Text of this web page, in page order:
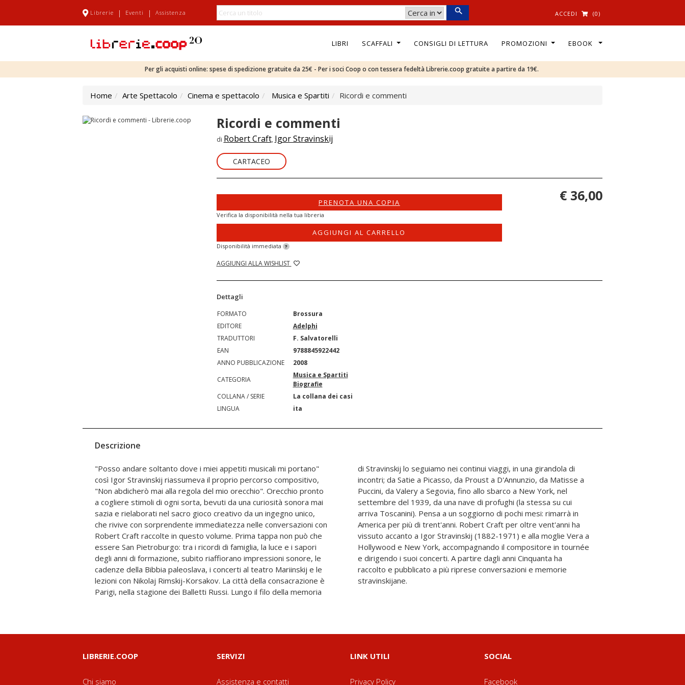
Librerie | Eventi | Assistenza ACCEDI (0)
LIBRI SCAFFALI CONSIGLI DI LETTURA PROMOZIONI EBOOK
Per gli acquisti online: spese di spedizione gratuite da 25€ - Per i soci Coop o con tessera fedeltà Librerie.coop gratuite a partire da 19€.
Home Arte Spettacolo Cinema e spettacolo Musica e Spartiti Ricordi e commenti
Ricordi e commenti
di Robert Craft, Igor Stravinskij
CARTACEO
PRENOTA UNA COPIA
Verifica la disponibilità nella tua libreria
AGGIUNGI AL CARRELLO
Disponibilità immediata ?
AGGIUNGI ALLA WISHLIST
€ 36,00
Dettagli
FORMATO
Brossura
EDITORE
Adelphi
TRADUTTORI
F. Salvatorelli
EAN
9788845922442
ANNO PUBBLICAZIONE
2008
CATEGORIA
Musica e Spartiti
Biografie
COLLANA / SERIE
La collana dei casi
LINGUA
ita
Descrizione
"Posso andare soltanto dove i miei appetiti musicali mi portano"
così Igor Stravinskij riassumeva il proprio percorso compositivo,
"Non abdicherò mai alla regola del mio orecchio". Orecchio pronto
a cogliere stimoli di ogni sorta, bevuti da una curiosità sonora mai
sazia e rielaborati nel sacro gioco creativo da un ingegno unico,
che rivive con sorprendente immediatezza nelle conversazioni con
Robert Craft raccolte in questo volume. Prima tappa non può che
essere San Pietroburgo: tra i ricordi di famiglia, la luce e i sapori
degli anni di formazione, subito riaffiorano impressioni sonore, le
cadenze della Bibbia paleoslava, i concerti al teatro Mariinskij e le
lezioni con Nikolaj Rimskij-Korsakov. La città della consacrazione è
Parigi, nella stagione dei Balletti Russi. Lungo il filo della memoria
di Stravinskij lo seguiamo nei continui viaggi, in una girandola di
incontri; da Satie a Picasso, da Proust a D'Annunzio, da Matisse a
Puccini, da Valery a Segovia, fino allo sbarco a New York, nel
settembre del 1939, da una nave di profughi (la stessa su cui
arriva Toscanini). Pensa a un soggiorno di pochi mesi: rimarrà in
America per più di trent'anni. Robert Craft per oltre vent'anni ha
vissuto accanto a Igor Stravinskij (1882-1971) e alla moglie Vera a
Hollywood e New York, accompagnando il compositore in tournée
e dirigendo i suoi concerti. A partire dagli anni Cinquanta ha
raccolto e pubblicato a più riprese conversazioni e memorie
stravinskijane.
LIBRERIE.COOP
Chi siamo
SERVIZI
Assistenza e contatti
LINK UTILI
Privacy Policy
SOCIAL
Facebook